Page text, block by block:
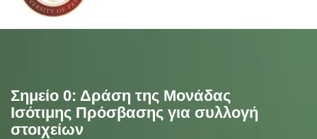
Σημείο 0: Δράση της Μονάδας
Ισότιμης Πρόσβασης για συλλογή
στοιχείων